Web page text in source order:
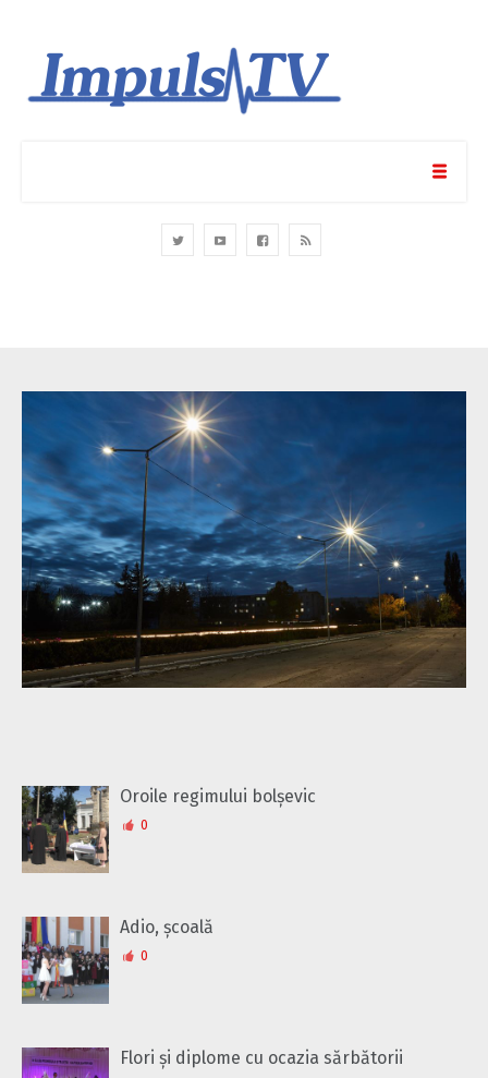
Oroile regimului bolșevic
0
Adio, școală
0
Flori și diplome cu ocazia sărbătorii